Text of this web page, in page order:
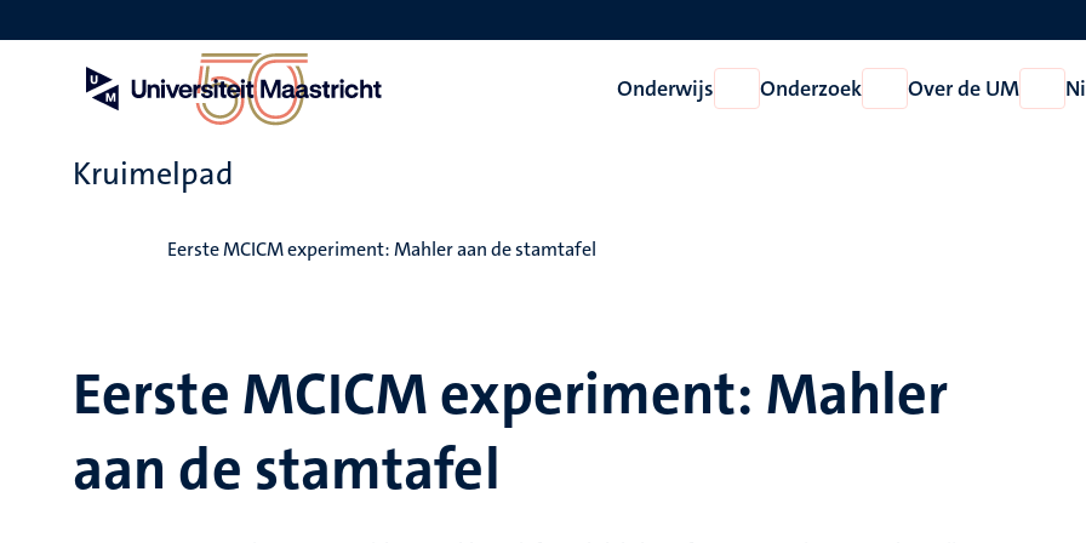
en
Onderwijs
Open
Onderwijs
Onderzoek
Open
Onderzoek
Over de UM
Open
Over
Kruimelpad
Eerste MCICM experiment: Mahler aan de stamtafel
Eerste MCICM experiment: Mahler
aan de stamtafel